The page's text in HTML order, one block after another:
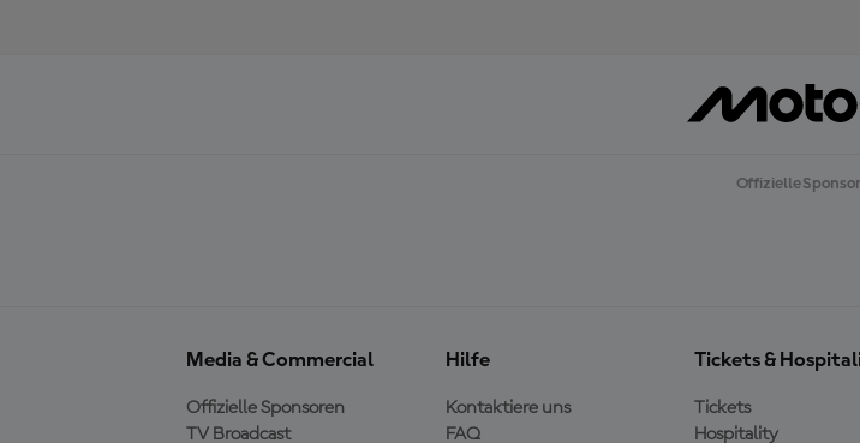
Offizielle
Media & Commercial
Offizielle Sponsoren
TV Broadcast
Hilfe
Kontaktiere uns
FAQ
Tickets &
Tickets
Hospitality